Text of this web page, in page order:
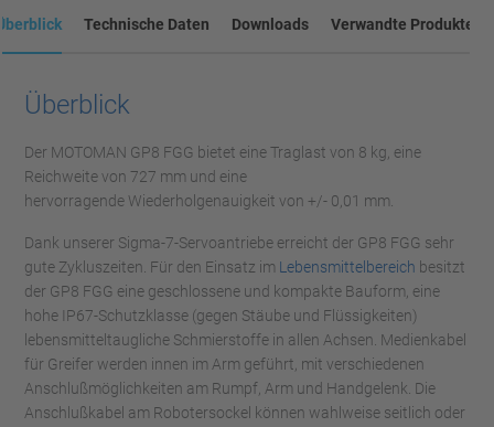
Technische Daten Downloads Verwandte Produkte
Überblick
Der MOTOMAN GP8 FGG bietet eine Traglast von 8 kg, eine
Reichweite von 727 mm und eine
hervorragende Wiederholgenauigkeit von +/- 0,01 mm.
Dank unserer Sigma-7-Servoantriebe erreicht der GP8 FGG sehr
gute Zykluszeiten. Für den Einsatz im Lebensmittelbereich besitzt
der GP8 FGG eine geschlossene und kompakte Bauform, eine
hohe IP67-Schutzklasse (gegen Stäube und Flüssigkeiten)
lebensmitteltaugliche Schmierstoffe in allen Achsen. Medienkabel
für Greifer werden innen im Arm geführt, mit verschiedenen
Anschlußmöglichkeiten am Rumpf, Arm und Handgelenk. Die
Anschlußkabel am Robotersockel können wahlweise seitlich oder